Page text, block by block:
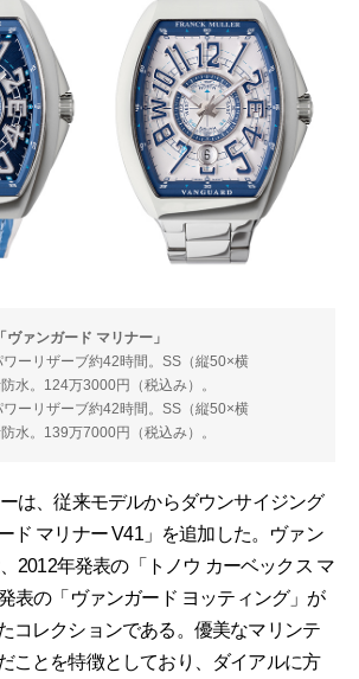
ァンガード マリナー」
ワーリザーブ約42時間。SS（縦50×横
水。124万3000円（税込み）。
ワーリザーブ約42時間。SS（縦50×横
水。139万7000円（税込み）。
は、従来モデルからダウンサイジング
ド マリナー V41」を追加した。ヴァン
2012年発表の「トノウ カーベックス マ
表の「ヴァンガード ヨッティング」が
コレクションである。優美なマリンテ
ことを特徴としており、ダイアルに方